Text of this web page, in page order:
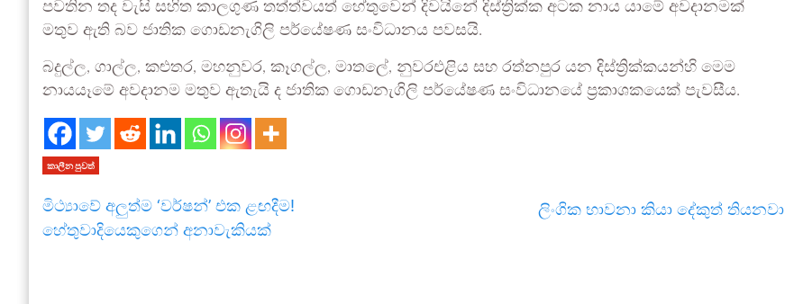
පවතින තද වැසි සහිත කාලගුණ තත්ත්වයත් හේතුවෙන් දිවයිනේ දිස්ත්‍රික්ක අටක නාය යාමේ අවදානමක්
මතුව ඇති බව ජාතික ගොඩනැගිලි පර්යේෂණ සංවිධානය පවසයි.
බදුල්ල, ගාල්ල, කළුතර, මහනුවර, කෑගල්ල, මාතලේ, නුවරඑළිය සහ රත්නපුර යන දිස්ත්‍රික්කයන්හි මෙම
නායයෑමේ අවදානම මතුව ඇතැයි ද ජාතික ගොඩනැගිලි පර්යේෂණ සංවිධානයේ ප්‍රකාශකයෙක් පැවසීය.
කාලීන පුවත්
මිථ්‍යාවේ අලුත්ම ‘වර්ෂන්’ එක ළඟදීම!
හේතුවාදියෙකුගෙන් අනාවැකියක්
ලිංගික භාවනා කියා දේකුත් තියනවා